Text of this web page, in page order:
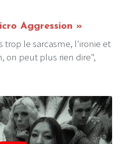
Aggression »
trop le sarcasme, l'ironie et
on peut plus rien dire",